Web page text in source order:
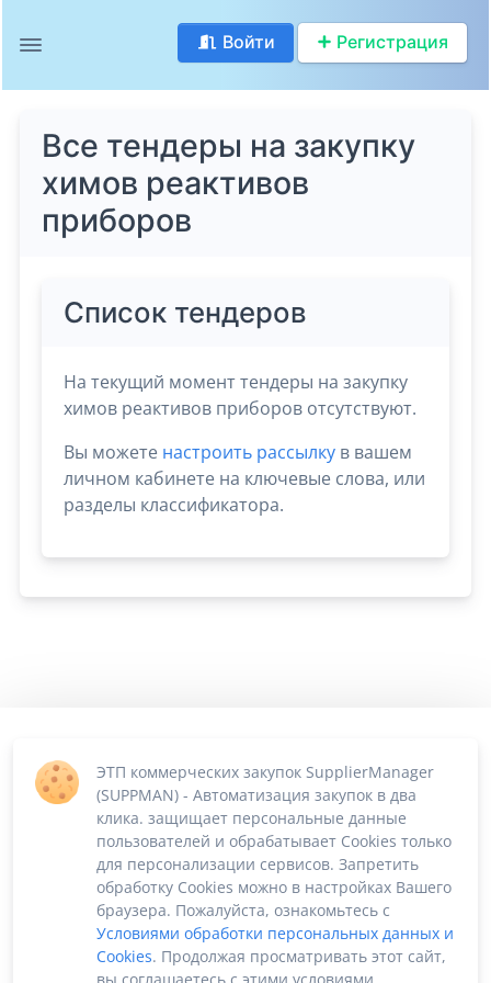
Войти Регистрация
Все тендеры на закупку
химов реактивов
приборов
Список тендеров
На текущий момент тендеры на закупку
химов реактивов приборов отсутствуют.
Вы можете настроить рассылку в вашем
личном кабинете на ключевые слова, или
разделы классификатора.
ЭТП коммерческих закупок SupplierManager
(SUPPMAN) - Автоматизация закупок в два
клика. защищает персональные данные
пользователей и обрабатывает Cookies только
для персонализации сервисов. Запретить
обработку Cookies можно в настройках Вашего
браузера. Пожалуйста, ознакомьтесь с
Условиями обработки персональных данных и
Cookies. Продолжая просматривать этот сайт,